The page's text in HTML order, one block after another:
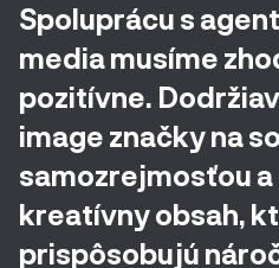
Spoluprácu s
media musíme
pozitívne.
image značky na
samozrejmosťou
kreatívny obsah,
prispôsobujú